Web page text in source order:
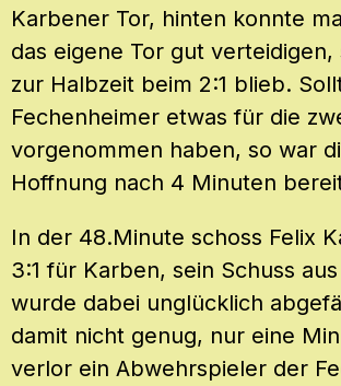
Karbener Tor, hinten konnte
das eigene Tor gut verteidigen,
zur Halbzeit beim 2:1 blieb.
Fechenheimer etwas für die
vorgenommen haben, so war
Hoffnung nach 4 Minuten
In der 48.Minute schoss Felix
3:1 für Karben, sein Schuss
wurde dabei unglücklich
damit nicht genug, nur eine
verlor ein Abwehrspieler der